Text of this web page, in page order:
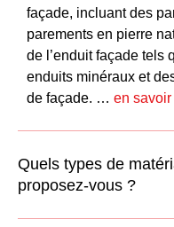
façade, incluant des
parements en pierre
de l’enduit façade tels
enduits minéraux et
de façade. … en
Quels types de
proposez-vous ?